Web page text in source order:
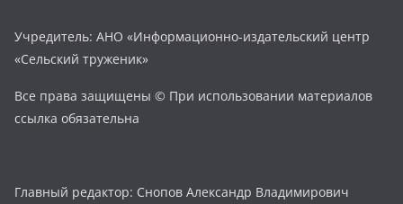
Учредитель: АНО «Информационно-издательский центр
«Сельский труженик»
Все права защищены © При использовании материалов
ссылка обязательна
Главный редактор: Снопов Александр Владимирович